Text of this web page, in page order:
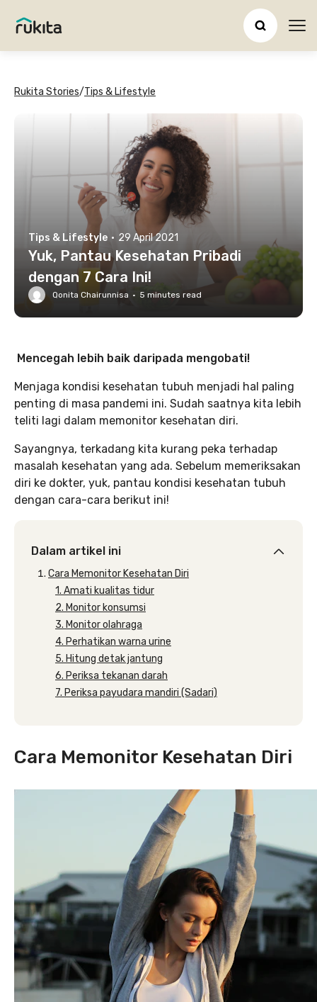
Rukita Stories/Tips & Lifestyle
Tips & Lifestyle · 29 April 2021
Yuk, Pantau Kesehatan Pribadi
dengan 7 Cara Ini!
Qonita Chairunnisa · 5 minutes read
Mencegah lebih baik daripada mengobati!
Menjaga kondisi kesehatan tubuh menjadi hal paling
penting di masa pandemi ini. Sudah saatnya kita lebih
teliti lagi dalam memonitor kesehatan diri.
Sayangnya, terkadang kita kurang peka terhadap
masalah kesehatan yang ada. Sebelum memeriksakan
diri ke dokter, yuk, pantau kondisi kesehatan tubuh
dengan cara-cara berikut ini!
Dalam artikel ini
Cara Memonitor Kesehatan Diri
1. Amati kualitas tidur
2. Monitor konsumsi
3. Monitor olahraga
4. Perhatikan warna urine
5. Hitung detak jantung
6. Periksa tekanan darah
7. Periksa payudara mandiri (Sadari)
Cara Memonitor Kesehatan Diri